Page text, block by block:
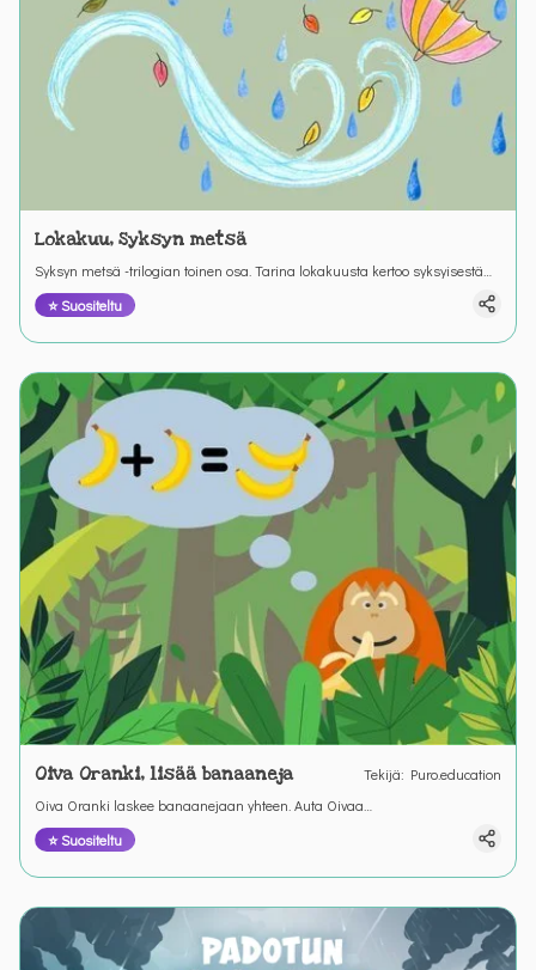
Lokakuu, Syksyn metsä
Syksyn metsä -trilogian toinen osa. Tarina lokakuusta kertoo syksyisestä
metsäretkestä ja retkeen valmistautumisesta. Värinautit.
⭐ Suositeltu
Oiva Oranki, lisää banaaneja Tekijä: Puro.education
Oiva Oranki laskee banaanejaan yhteen. Auta Oivaa
matematiikkatarinassa ymmärtämään miten yhteenlasku toimii. &nbsp;
⭐ Suositeltu